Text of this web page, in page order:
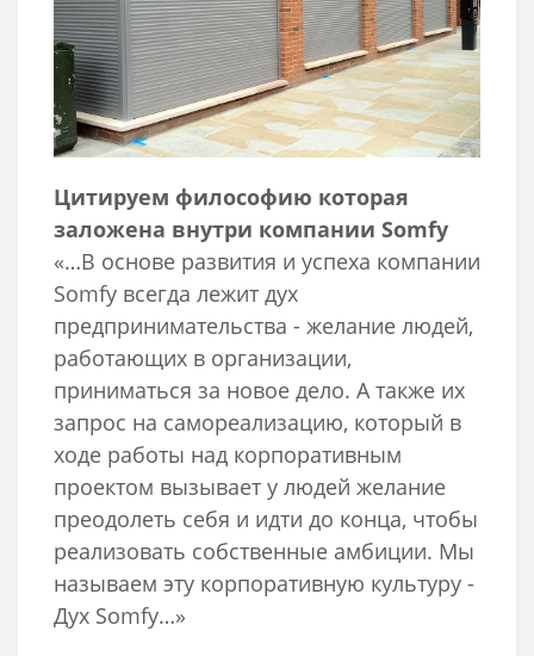
Цитируем философию которая
заложена внутри компании Somfy
«…В основе развития и успеха компании
Somfy всегда лежит дух
предпринимательства - желание людей,
работающих в организации,
приниматься за новое дело. А также их
запрос на самореализацию, который в
ходе работы над корпоративным
проектом вызывает у людей желание
преодолеть себя и идти до конца, чтобы
реализовать собственные амбиции. Мы
называем эту корпоративную культуру -
Дух Somfy…»